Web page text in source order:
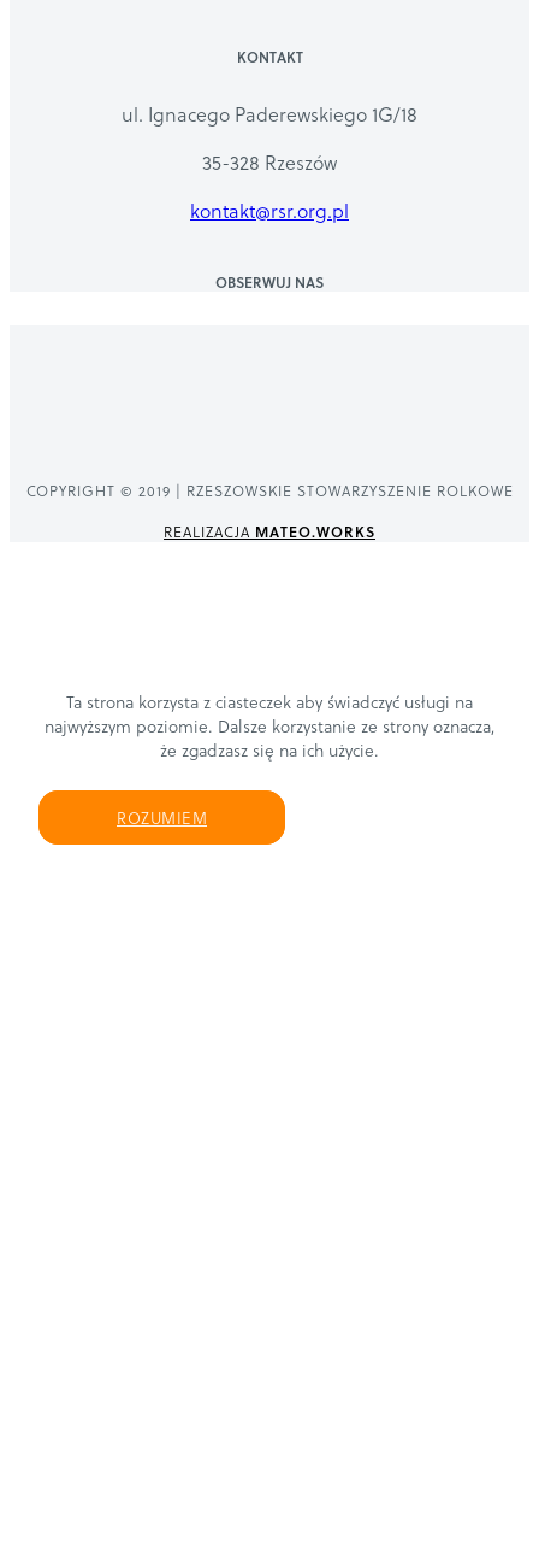
KONTAKT
ul. Ignacego Paderewskiego 1G/18
35-328 Rzeszów
kontakt@rsr.org.pl
OBSERWUJ NAS
COPYRIGHT © 2019 | RZESZOWSKIE STOWARZYSZENIE ROLKOWE
REALIZACJA MATEO.WORKS
Ta strona korzysta z ciasteczek aby świadczyć usługi na
najwyższym poziomie. Dalsze korzystanie ze strony oznacza,
że zgadzasz się na ich użycie.
ROZUMIEM